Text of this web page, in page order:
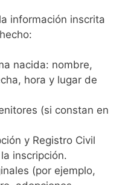
información inscrita
nacida: nombre,
hora y lugar de
(si constan en
y Registro Civil
inscripción.
(por ejemplo,